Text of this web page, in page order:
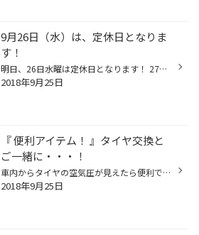
9月26日（水）は、定休日となりま
す！
明日、26日水曜は定休日となります！ 27日、木曜日は『 レディースＤａｙ 』です。 皆様のご来店お待ちしております♪
2018年9月25日
『 便利アイテム！ 』タイヤ交換と
ご一緒に・・・！
車内からタイヤの空気圧が見えたら便利ですよね？ そんな商品がこちら！ 空気圧モニタリングシステム『ＴＰＭＳ』！ タイヤの空気圧管理が簡単に！ 「スペアタイヤが無い」車両や 「空気圧点検が面倒」など不安を解決！ お出掛け中に、タイヤのトラブルって嫌ですよね？ 楽しいお出掛けが台無しにな...
2018年9月25日